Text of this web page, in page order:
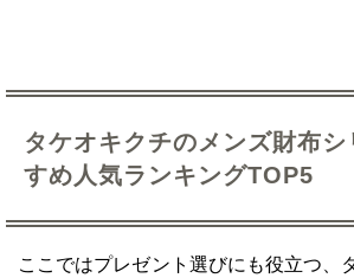
タケオキクチのメンズ財布
すめ人気ランキングTOP5
ここではプレゼント選びにも役立つ、